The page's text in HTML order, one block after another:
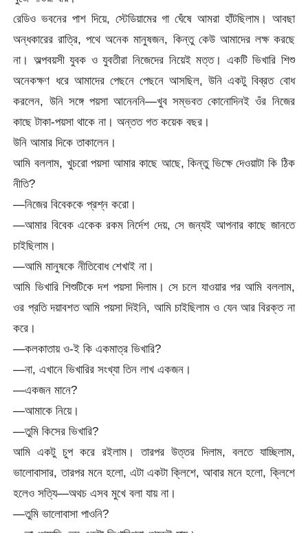
রেডিও ভবনের পাশ দিয়ে, স্টেডিয়ামের গা ঘেঁষে আমরা হাঁটছিলাম। আবছা
অন্ধকারের রাত্রি, পথে অনেক মানুষজন, কিন্তু কেউ আমাদের লক্ষ করছে
না। অল্পবয়সী যুবক ও যুবতীরা নিজেদের নিয়েই মত্ত। একটি ভিখারি শিশু
অনেকক্ষণ ধরে আমাদের পেছনে পেছনে আসছিল, উনি একটু বিব্রত বোধ
করলেন, উনি সঙ্গে পয়সা আনেননি—খুব সম্ভবত কোনোদিনই ওঁর নিজের
কাছে টাকা-পয়সা থাকে না। অন্তত গত কয়েক বছর।
উনি আমার দিকে তাকালেন।
আমি বললাম, খুচরো পয়সা আমার কাছে আছে, কিন্তু ভিক্ষে দেওয়াটা কি ঠিক
নীতি?
—নিজের বিবেককে প্রশ্ন করো।
—আমার বিবেক একেক রকম নির্দেশ দেয়, সে জন্যই আপনার কাছে জানতে
চাইছিলাম।
—আমি মানুষকে নীতিবোধ শেখাই না।
আমি ভিখারি শিশুটিকে দশ পয়সা দিলাম। সে চলে যাওয়ার পর আমি বললাম,
ওর প্রতি দয়াবশত আমি পয়সা দিইনি, আমি চাইছিলাম ও যেন আর বিরক্ত না
করে।
—কলকাতায় ও-ই কি একমাত্র ভিখারি?
—না, এখানে ভিখারির সংখ্যা তিন লাখ একজন।
—একজন মানে?
—আমাকে নিয়ে।
—তুমি কিসের ভিখারি?
আমি একটু চুপ করে রইলাম। তারপর উত্তর দিলাম, বলতে যাচ্ছিলাম,
ভালোবাসার, তারপর মনে হলো, এটা একটা ক্লিশে, আবার মনে হলো, ক্লিশে
হলেও সত্যি—অথচ এসব মুখে বলা যায় না।
—তুমি ভালোবাসা পাওনি?